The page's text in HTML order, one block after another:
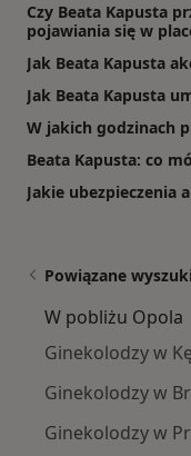
Czy Beata Kapusta
pojawiania się w
Jak Beata Kapusta
Jak Beata Kapusta
W jakich godzinach
Beata Kapusta: co
Jakie ubezpieczenia
Powiązane
W pobliżu Opola
Ginekolodzy w
Ginekolodzy w
Ginekolodzy w